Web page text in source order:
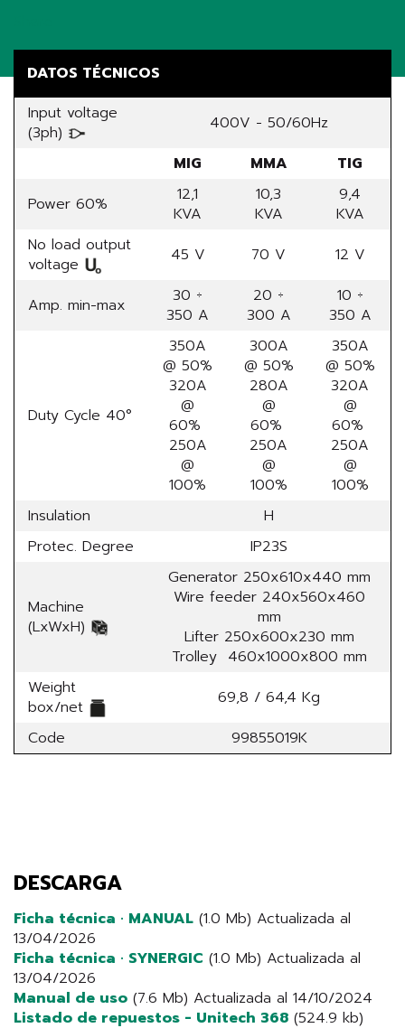
DATOS TÉCNICOS
Input voltage
(3ph)
400V - 50/60Hz
MIG
MMA
TIG
Power 60%
12,1
KVA
10,3
KVA
9,4
KVA
No load output
voltage
45 V 70 V 12 V
Amp. min-max
30 ÷
350 A
20 ÷
300 A
10 ÷
350 A
Duty Cycle 40°
350A
@ 50%
320A
@
60%
250A
@
100%
300A
@ 50%
280A
@
60%
250A
@
100%
350A
@ 50%
320A
@
60%
250A
@
100%
Insulation
H
Protec. Degree
IP23S
Machine
(LxWxH)
Generator 250x610x440 mm
Wire feeder 240x560x460
mm
Lifter 250x600x230 mm
Trolley 460x1000x800 mm
Weight
box/net
69,8 / 64,4 Kg
Code
99855019K
DESCARGA
Ficha técnica · MANUAL (1.0 Mb) Actualizada al
13/04/2026
Ficha técnica · SYNERGIC (1.0 Mb) Actualizada al
13/04/2026
Manual de uso (7.6 Mb) Actualizada al 14/10/2024
Listado de repuestos - Unitech 368 (524.9 kb)